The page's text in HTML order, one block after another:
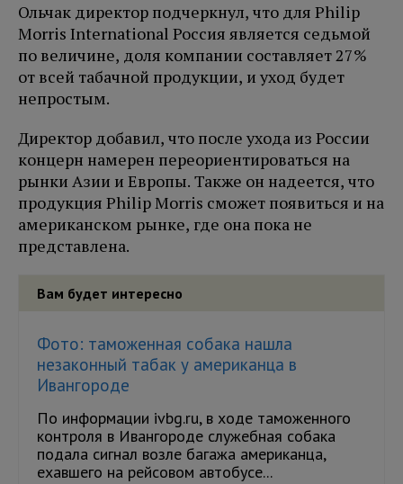
Ольчак директор подчеркнул, что для Philip
Morris International Россия является седьмой
по величине, доля компании составляет 27%
от всей табачной продукции, и уход будет
непростым.
Директор добавил, что после ухода из России
концерн намерен переориентироваться на
рынки Азии и Европы. Также он надеется, что
продукция Philip Morris сможет появиться и на
американском рынке, где она пока не
представлена.
Вам будет интересно
Фото: таможенная собака нашла
незаконный табак у американца в
Ивангороде
По информации ivbg.ru, в ходе таможенного
контроля в Ивангороде служебная собака
подала сигнал возле багажа американца,
ехавшего на рейсовом автобусе...